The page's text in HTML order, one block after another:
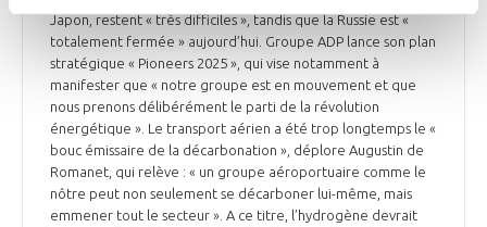
Japon, restent « très difficiles », tandis que la Russie est «
totalement fermée » aujourd’hui. Groupe ADP lance son plan
stratégique « Pioneers 2025 », qui vise notamment à
manifester que « notre groupe est en mouvement et que
nous prenons délibérément le parti de la révolution
énergétique ». Le transport aérien a été trop longtemps le «
bouc émissaire de la décarbonation », déplore Augustin de
Romanet, qui relève : « un groupe aéroportuaire comme le
nôtre peut non seulement se décarboner lui-même, mais
emmener tout le secteur ». A ce titre, l’hydrogène devrait